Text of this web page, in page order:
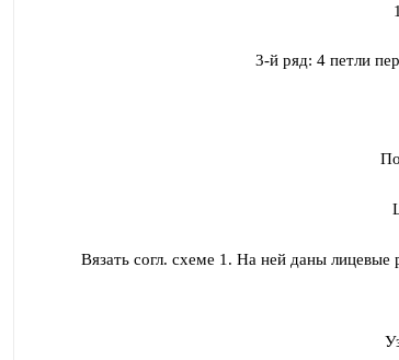
3-й ряд: 4 петли
Вязать согл. схеме 1. На ней даны